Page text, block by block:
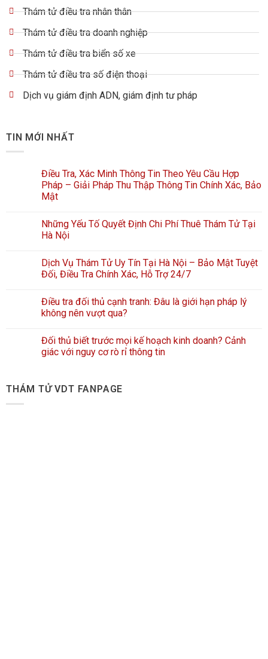
Thám tử điều tra nhân thân
Thám tử điều tra doanh nghiệp
Thám tử điều tra biển số xe
Thám tử điều tra số điện thoại
Dịch vụ giám định ADN, giám định tư pháp
TIN MỚI NHẤT
Điều Tra, Xác Minh Thông Tin Theo Yêu Cầu Hợp
Pháp – Giải Pháp Thu Thập Thông Tin Chính Xác, Bảo
Mật
Những Yếu Tố Quyết Định Chi Phí Thuê Thám Tử Tại
Hà Nội
Dịch Vụ Thám Tử Uy Tín Tại Hà Nội – Bảo Mật Tuyệt
Đối, Điều Tra Chính Xác, Hỗ Trợ 24/7
Điều tra đối thủ cạnh tranh: Đâu là giới hạn pháp lý
không nên vượt qua?
Đối thủ biết trước mọi kế hoạch kinh doanh? Cảnh
giác với nguy cơ rò rỉ thông tin
THÁM TỬ VDT FANPAGE